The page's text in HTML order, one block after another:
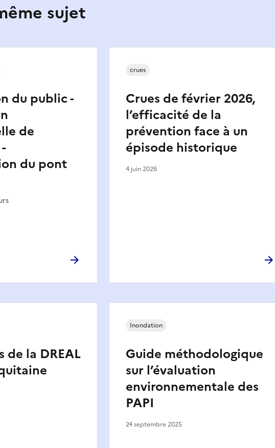
sujet
du public -
de
du pont
Crues de février 2026,
l’efficacité de la
prévention face à un
épisode historique
crues
4 juin 2026
de la DREAL
Guide méthodologique
sur l’évaluation
environnementale des
PAPI
Inondation
24 septembre 2025